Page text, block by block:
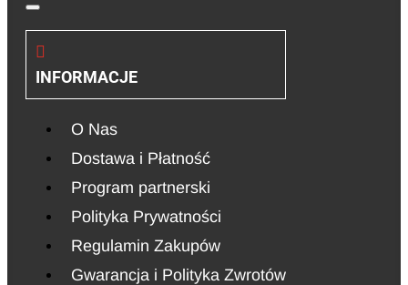
INFORMACJE
O Nas
Dostawa i Płatność
Program partnerski
Polityka Prywatności
Regulamin Zakupów
Gwarancja i Polityka Zwrotów